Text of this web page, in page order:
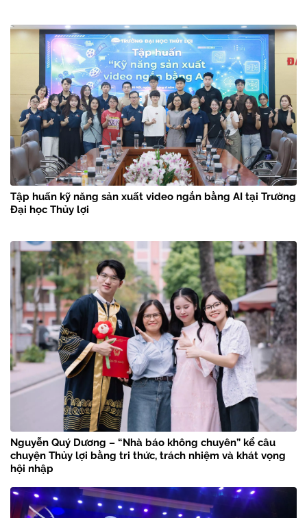
Tập huấn kỹ năng sản xuất video ngắn bằng AI tại Trường
Đại học Thủy lợi
Nguyễn Quý Dương – “Nhà báo không chuyên” kể câu
chuyện Thủy lợi bằng tri thức, trách nhiệm và khát vọng
hội nhập